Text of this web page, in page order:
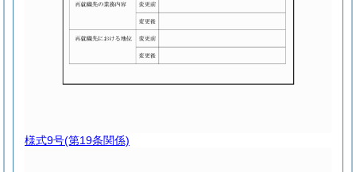
様式9号(第19条関係)